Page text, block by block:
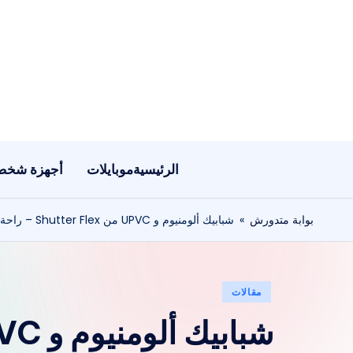
الرئيسيةموبايلات أجهزة
بوابة متدورش » شبابيك ألومنيوم و UPVC من Shutter Flex – راحة، عزل، وأمان
نُشرمقالات